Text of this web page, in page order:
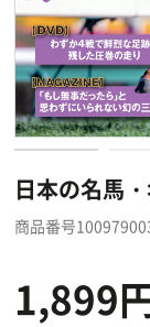
日本の名馬
商品番号
1,899